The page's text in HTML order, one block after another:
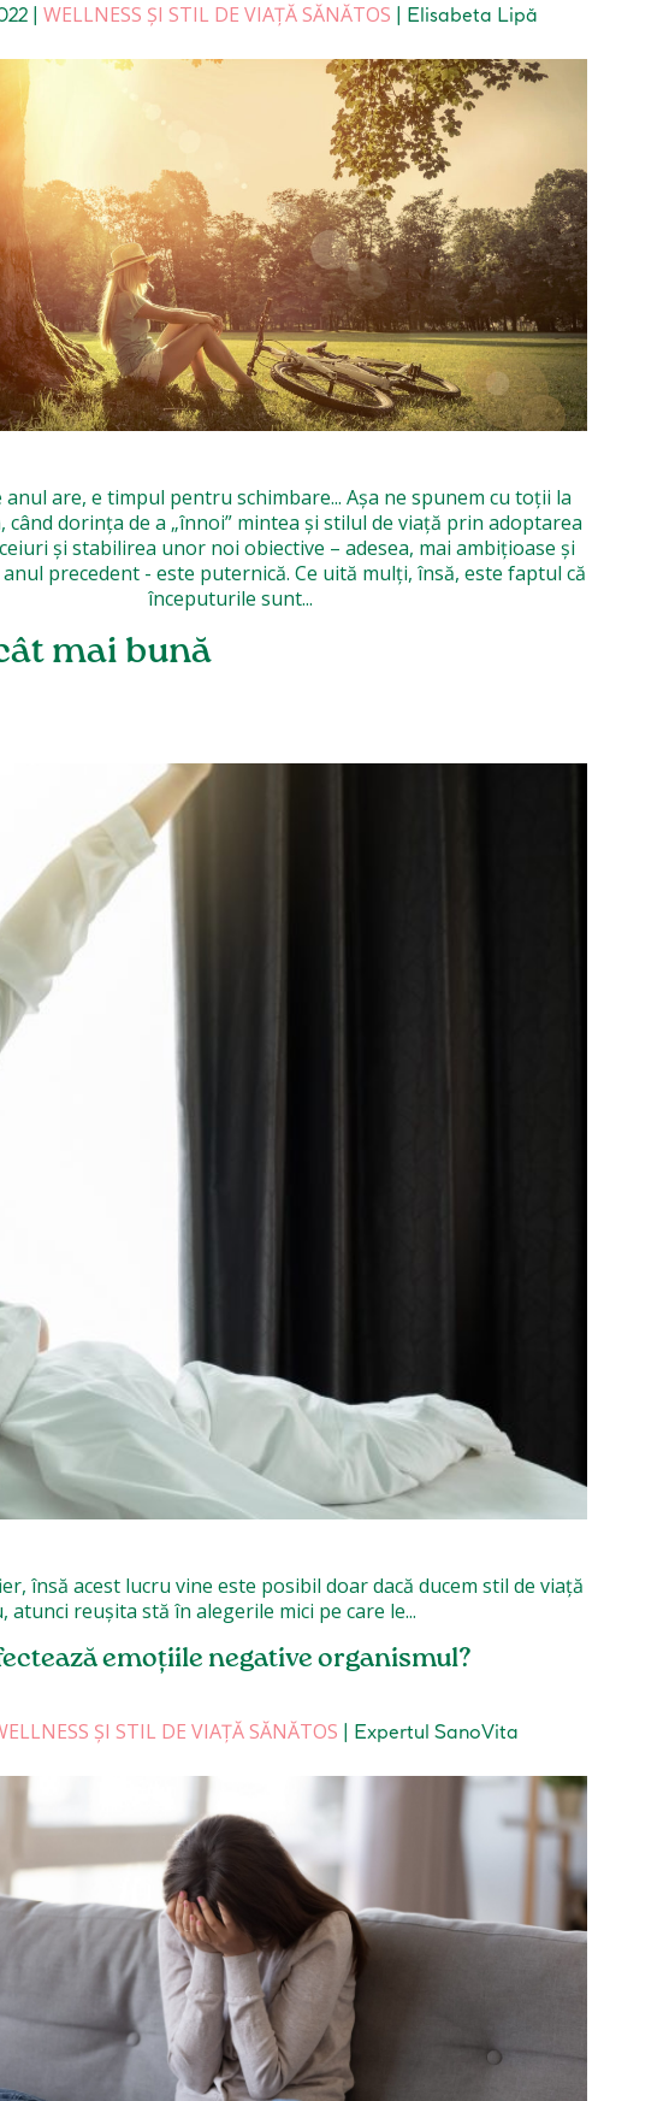
| WELLNESS ȘI STIL DE VIAȚĂ SĂNĂTOS | Elisabeta Lipă
anul are, e timpul pentru schimbare... Așa ne spunem cu toții la
când dorința de a „înnoi” mintea și stilul de viață prin adoptarea
și stabilirea unor noi obiective – adesea, mai ambițioase și
- este puternică. Ce uită mulți, însă, este faptul că
începuturile sunt...
mai bună
reușita stă în alegerile mici pe care le...
emoțiile negative organismul?
ȘI STIL DE VIAȚĂ SĂNĂTOS | Expertul SanoVita